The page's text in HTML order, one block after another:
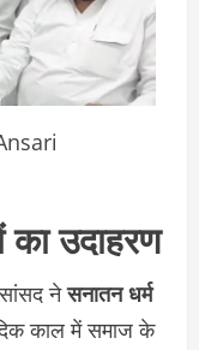
उदाहरण
नेसनातन धर्म
काल में समाज के